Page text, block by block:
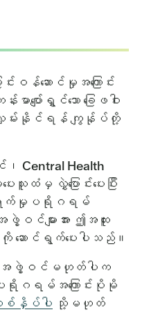
ဆောင်မှုအကြောင်း
ပျော်ရွှင်သော ခြေဖဝါး
မ်းနိုင်ရန် ကျွန်ုပ်တို့
Central Health
ထံမှ လွှဲပြောင်းပေးပြီး
ောက်မှုပရိုဂရမ်
ဝင်များအား ဤအထူး
ကို ဆောင်ရွက်ပေးပါသည်။
အဖွဲ့ဝင်မဟုတ်ပါက
ရိုဂရမ်အကြောင်းပိုမို
စ်နှိပ်ပါ သို့မဟုတ်